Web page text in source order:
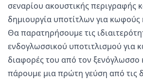
σεναρίου ακουστικής περιγραφής
δημιουργία υποτίτλων για κωφούς
Θα παρατηρήσουμε τις
ενδογλωσσικού υποτιτλισμού για
διαφορές του από τον ξενόγλωσσο
πάρουμε μια πρώτη γεύση από τις